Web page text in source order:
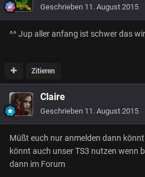
Geschrieben 11. August 2015
^^ Jup aller anfang ist schwer das
Zitieren
Claire
Geschrieben 11. August 2015
Müßt euch nur anmelden dann
könnt auch unser TS3 nutzen wenn
dann im Forum